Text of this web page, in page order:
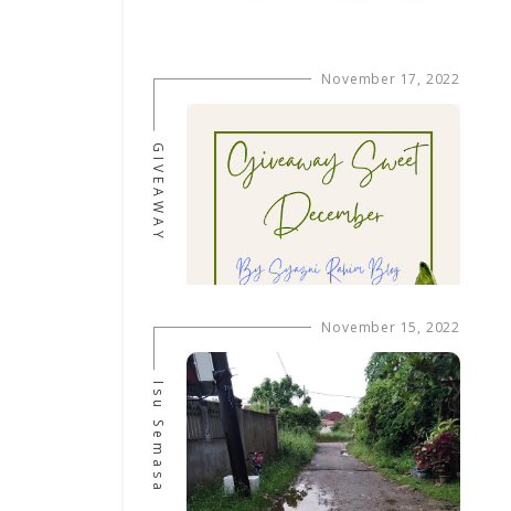
November 17, 2022
GIVEAWAY
November 15, 2022
Isu Semasa